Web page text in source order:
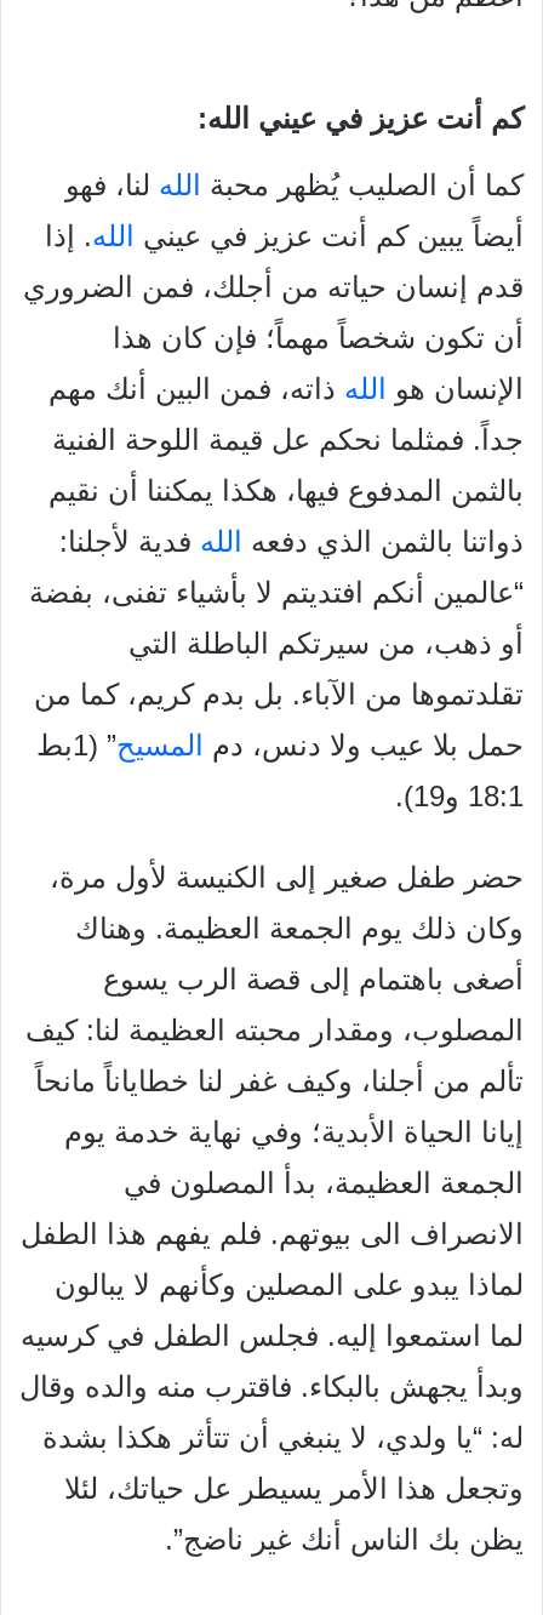
كم أنت عزيز في عيني الله:
كما أن الصليب يُظهر محبة الله لنا، فهو
أيضاً يبين كم أنت عزيز في عيني الله. إذا
قدم إنسان حياته من أجلك، فمن الضروري
أن تكون شخصاً مهماً؛ فإن كان هذا
الإنسان هو
الله ذاته، فمن البين أنك مهم
جداً. فمثلما نحكم عل قيمة اللوحة الفنية
بالثمن المدفوع فيها، هكذا يمكننا أن نقيم
ذواتنا بالثمن الذي دفعه
الله فدية لأجلنا:
“عالمين
أنكم افتديتم لا بأشياء تفنى، بفضة
أو ذهب، من سيرتكم الباطلة
التي
تقلدتموها من الآباء. بل بدم كريم، كما من
حمل بلا عيب ولا دنس، دم المسيح
” (1بط
18:1 و19).
حضر طفل صغير إلى الكنيسة لأول مرة،
وكان ذلك يوم الجمعة
العظيمة. وهناك
أصغى باهتمام إلى قصة الرب يسوع
المصلوب، ومقدار محبته العظيمة لنا: كيف
تألم من أجلنا، وكيف غفر لنا خطاياناً مانحاً
إيانا الحياة الأبدية؛ وفي نهاية خدمة يوم
الجمعة العظيمة، بدأ المصلون في
الانصراف الى بيوتهم. فلم يفهم هذا الطفل
لماذا يبدو على المصلين وكأنهم لا يبالون
لما استمعوا إليه. فجلس الطفل في كرسيه
وبدأ يجهش بالبكاء. فاقترب منه والده وقال
له: “يا ولدي، لا ينبغي أن تتأثر هكذا بشدة
وتجعل هذا الأمر يسيطر عل حياتك، لئلا
يظن بك الناس أنك غير ناضج”.